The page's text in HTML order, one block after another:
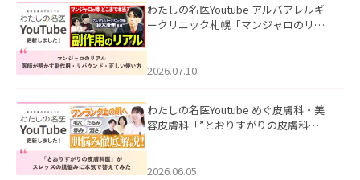
わたしの名医Youtube アルバアレルギ
ークリニック札幌「マンジャロのリア
た。
2026.07.10
わたしの名医Youtube めぐ皮膚科・美
容皮膚科「”とおりすがりの皮膚科
2026.06.05